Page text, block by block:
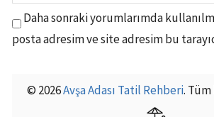
Daha sonraki yorumlarımda
posta adresim ve site adresim bu
© 2026Avşa Adası Tatil Rehberi. Tüm